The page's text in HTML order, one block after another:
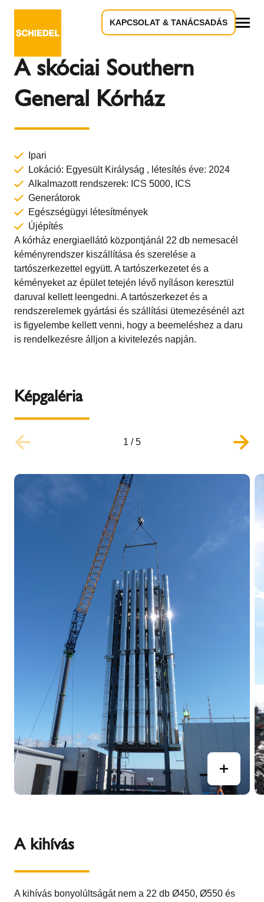
KAPCSOLAT & TANÁCSADÁS
Vissza az áttekintéshez
A skóciai Southern
General Kórház
Ipari
Lokáció: Egyesült Királyság , létesítés éve: 2024
Alkalmazott rendszerek: ICS 5000, ICS
Generátorok
Egészségügyi létesítmények
Újépítés
A kórház energiaellátó központjánál 22 db nemesacél
kéményrendszer kiszállítása és szerelése a
tartószerkezettel együtt. A tartószerkezetet és a
kéményeket az épület tetején lévő nyíláson keresztül
daruval kellett leengedni. A tartószerkezet és a
rendszerelemek gyártási és szállítási ütemezésénél azt
is figyelembe kellett venni, hogy a beemeléshez a daru
is rendelkezésre álljon a kivitelezés napján.
Képgaléria
1 /5
A kihívás
A kihívás bonyolúltságát nem a 22 db Ø450, Ø550 és